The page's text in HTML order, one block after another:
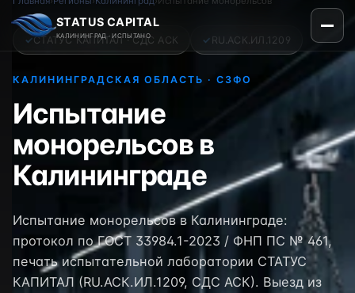
STATUS CAPITAL
КАЛИНИНГРАД · ИСПЫТАНО
✓СТАТУС КАПИТАЛ · СДС АСК ✓ RU.АСК.ИЛ.1209
КАЛИНИНГРАДСКАЯ ОБЛАСТЬ · СЗФО
Испытание
монорельсов в
Калининграде
Испытание монорельсов в Калининграде:
протокол по ГОСТ 33984.1-2023 / ФНП ПС № 461,
печать испытательной лаборатории СТАТУС
КАПИТАЛ (RU.АСК.ИЛ.1209, СДС АСК). Выезд из